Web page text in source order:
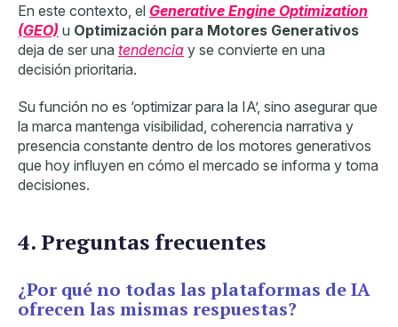
En este contexto, el Generative Engine Optimization
(GEO) u Optimización para Motores Generativos
deja de ser una tendencia y se convierte en una
decisión prioritaria.
Su función no es ‘optimizar para la IA’, sino asegurar que
la marca mantenga visibilidad, coherencia narrativa y
presencia constante dentro de los motores generativos
que hoy influyen en cómo el mercado se informa y toma
decisiones.
4. Preguntas frecuentes
¿Por qué no todas las plataformas de IA
ofrecen las mismas respuestas?